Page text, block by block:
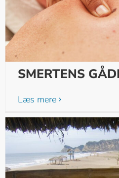
SMERTENS
Læs mere